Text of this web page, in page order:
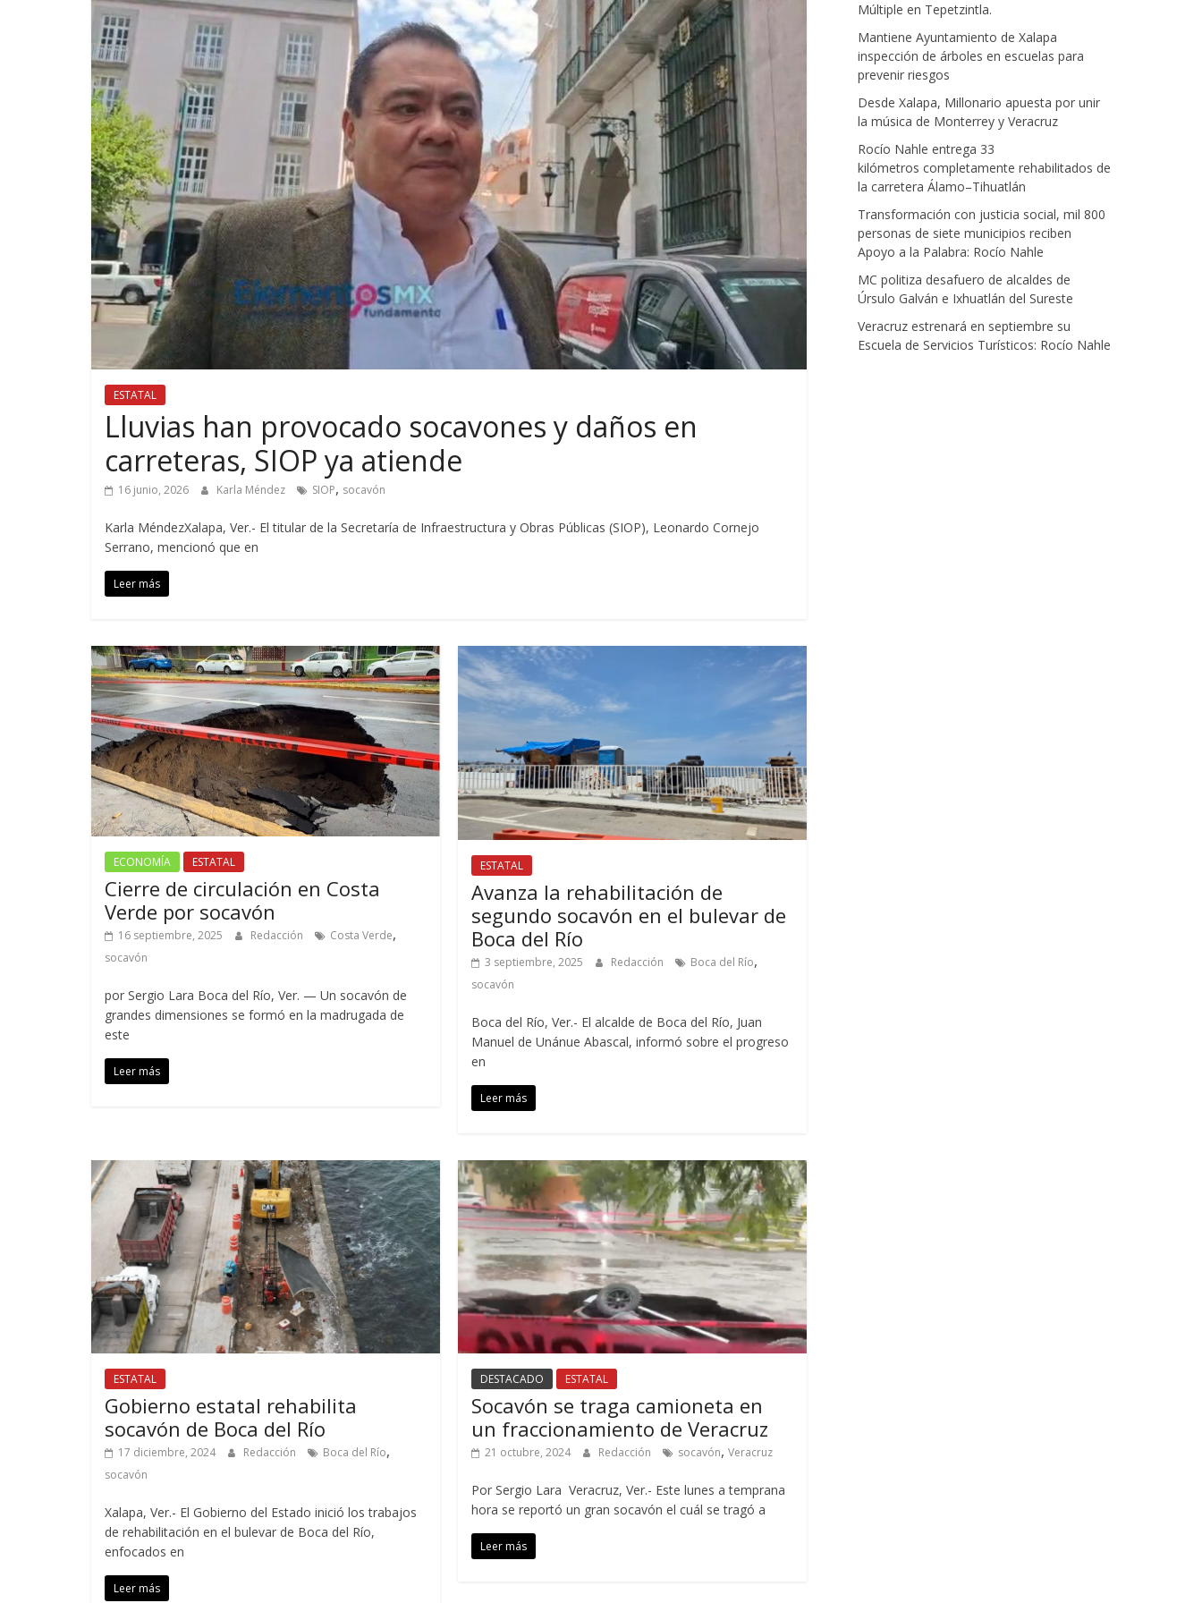
ESTATAL
Lluvias han provocado socavones y daños en
carreteras, SIOP ya atiende
16 junio, 2026 Karla Méndez SIOP, socavón
Karla MéndezXalapa, Ver.- El titular de la Secretaría de Infraestructura y Obras Públicas (SIOP), Leonardo Cornejo
Serrano, mencionó que en
Leer más
ECONOMÍA ESTATAL
Cierre de circulación en Costa
Verde por socavón
16 septiembre, 2025 Redacción Costa Verde,
socavón
por Sergio Lara Boca del Río, Ver. — Un socavón de
grandes dimensiones se formó en la madrugada de
este
Leer más
ESTATAL
Avanza la rehabilitación de
segundo socavón en el bulevar de
Boca del Río
3 septiembre, 2025 Redacción Boca del Río,
socavón
Boca del Río, Ver.- El alcalde de Boca del Río, Juan
Manuel de Unánue Abascal, informó sobre el progreso
en
Leer más
ESTATAL
Gobierno estatal rehabilita
socavón de Boca del Río
17 diciembre, 2024 Redacción Boca del Río,
socavón
Xalapa, Ver.- El Gobierno del Estado inició los trabajos
de rehabilitación en el bulevar de Boca del Río,
enfocados en
Leer más
DESTACADO ESTATAL
Socavón se traga camioneta en
un fraccionamiento de Veracruz
21 octubre, 2024 Redacción socavón,Veracruz
Por Sergio Lara Veracruz, Ver.- Este lunes a temprana
hora se reportó un gran socavón el cuál se tragó a
Leer más
Múltiple en Tepetzintla.
Mantiene Ayuntamiento de Xalapa
inspección de árboles en escuelas para
prevenir riesgos
Desde Xalapa, Millonario apuesta por unir
la música de Monterrey y Veracruz
Rocío Nahle entrega 33
kilómetros completamente rehabilitados de
la carretera Álamo–Tihuatlán
Transformación con justicia social, mil 800
personas de siete municipios reciben
Apoyo a la Palabra: Rocío Nahle
MC politiza desafuero de alcaldes de
Úrsulo Galván e Ixhuatlán del Sureste
Veracruz estrenará en septiembre su
Escuela de Servicios Turísticos: Rocío Nahle